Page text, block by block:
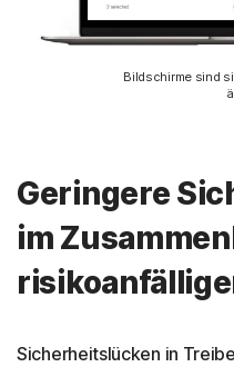
Bildschirme sind
Geringere
im
Sicherheitslücken in